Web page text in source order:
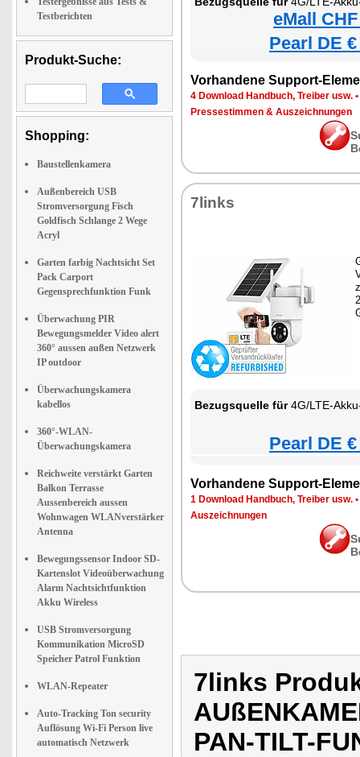
Testberichten
Produkt-Suche:
Shopping:
Baustellenkamera
Außenbereich USB
Stromversorgung Fisch
Goldfisch Schlange 2 Wege
Acryl
Garten farbig Nachtsicht Set
Pack Carport
Gegensprechfunktion Funk
Überwachung PIR
Bewegungsmelder Video alert
360° aussen außen Netzwerk
IP outdoor
Überwachungskamera
kabellos
360°-WLAN-
Überwachungskamera
Reichweite verstärkt Garten
Balkon Terrasse
Aussenbereich aussen
Wohnwagen WLANverstärker
Antenna
Bewegungssensor Indoor SD-
Kartenslot Videoüberwachung
Alarm Nachtsichtfunktion
Akku Wireless
USB Stromversorgung
Kommunikation MicroSD
Speicher Patrol Funktion
WLAN-Repeater
Auto-Tracking Ton security
Auflösung Wi-Fi Person live
automatisch Netzwerk
eMall
Pearl DE
Vorhandene Support-
4 Download Handbuch, Treiber usw. •
Pressestimmen & Auszeichnungen
7links
Bezugsquelle für4G/LTE-Akku-Außenkamera mit eSIM,
Pearl DE
Vorhandene Support-
1 Download Handbuch, Treiber usw. •
Auszeichnungen
7links
PAN-TILT-